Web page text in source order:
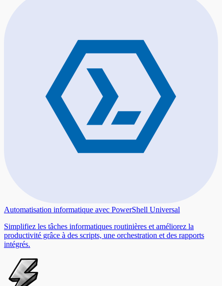
Automatisation informatique avec PowerShell Universal
Simplifiez les tâches informatiques routinières et améliorez la
productivité grâce à des scripts, une orchestration et des rapports
intégrés.